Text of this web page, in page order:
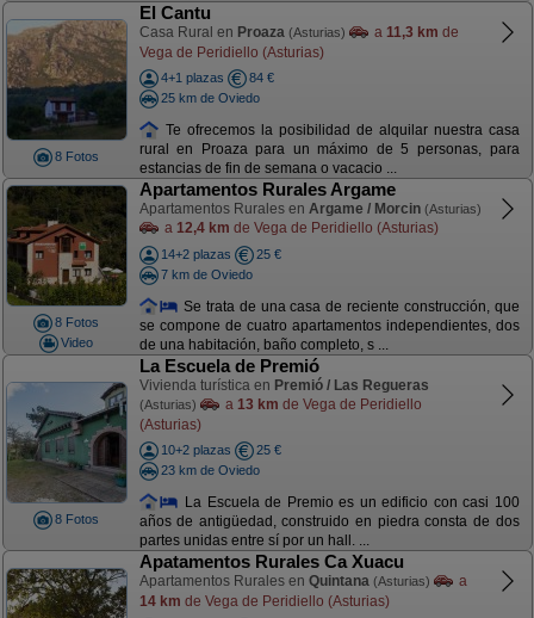
8 Fotos
El Cantu
Casa Rural en Proaza (Asturias) a 11,3 km de
Vega de Peridiello (Asturias)
4+1 plazas
84 €
25 km de Oviedo
Te ofrecemos la posibilidad de alquilar nuestra casa
rural en Proaza para un máximo de 5 personas, para
estancias de fin de semana o vacacio ...
8 Fotos
Video
Apartamentos Rurales Argame
Apartamentos Rurales en Argame / Morcin (Asturias)
a 12,4 km de Vega de Peridiello (Asturias)
14+2 plazas
25 €
7 km de Oviedo
Se trata de una casa de reciente construcción, que
se compone de cuatro apartamentos independientes, dos
de una habitación, baño completo, s ...
8 Fotos
La Escuela de Premió
Vivienda turística en Premió / Las Regueras
(Asturias) a 13 km de Vega de Peridiello
(Asturias)
10+2 plazas
25 €
23 km de Oviedo
La Escuela de Premio es un edificio con casi 100
años de antigüedad, construido en piedra consta de dos
partes unidas entre sí por un hall. ...
Apatamentos Rurales Ca Xuacu
Apartamentos Rurales en Quintana (Asturias)
a
14 km de Vega de Peridiello (Asturias)